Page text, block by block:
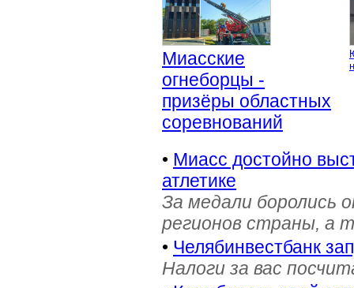
Миасские
огнеборцы -
призёры областных
соревнований
• Миасс достойно
атлетике
За медали боролись
регионов страны, а
• Челябинвестбанк
Налоги за вас